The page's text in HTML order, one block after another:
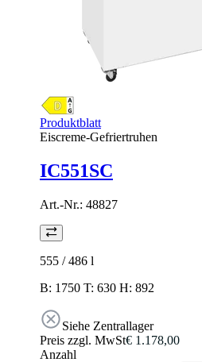
Produktblatt
Eiscreme-Gefriertruhen
IC551SC
Art.-Nr.: 48827
555 / 486 l
B: 1750 T: 630 H: 892
Siehe Zentrallager
Preis zzgl. MwSt€ 1.178,00
Anzahl